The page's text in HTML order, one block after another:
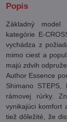
Popis
Základný model
kategórie E-
vychádza z
mimo ciest a
majú zdvih
Author Essence
Shimano
rámovej rúrky.
vynikajúci komfort
tiež dôležité, že